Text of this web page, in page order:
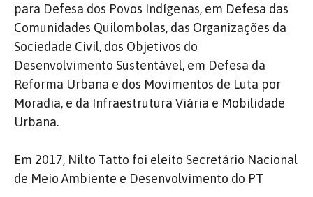
para Defesa dos Povos Indígenas, em Defesa das
Comunidades Quilombolas, das Organizações da
Sociedade Civil, dos Objetivos do
Desenvolvimento Sustentável, em Defesa da
Reforma Urbana e dos Movimentos de Luta por
Moradia, e da Infraestrutura Viária e Mobilidade
Urbana.
Em 2017, Nilto Tatto foi eleito Secretário Nacional
de Meio Ambiente e Desenvolvimento do PT